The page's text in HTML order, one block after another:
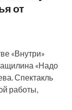
от
«Внутри»
«Надо
Спектакль
работы,